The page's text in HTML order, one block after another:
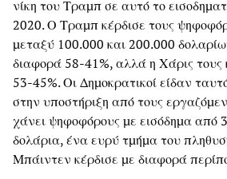
νίκη του Τραμπ σε αυτό το
2020. Ο Τραμπ κέρδισε τους
μεταξύ 100.000 και 200.000
διαφορά 58-41%, αλλά η Χάρις τους
53-45%. Οι Δημοκρατικοί είδαν
στην υποστήριξη από τους
χάνει ψηφοφόρους με εισόδημα από
δολάρια, ένα ευρύ τμήμα του
Μπάιντεν κέρδισε με διαφορά